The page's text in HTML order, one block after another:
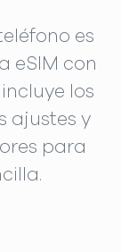
es
eSIM con
los
ajustes y
para